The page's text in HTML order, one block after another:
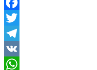
Facebook
Twitter
Telegram
VK